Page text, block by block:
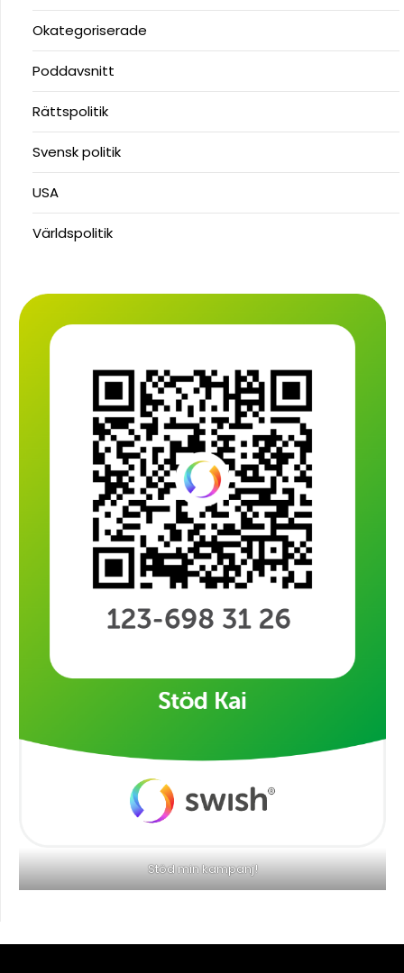
Okategoriserade
Poddavsnitt
Rättspolitik
Svensk politik
USA
Världspolitik
Stöd min kampanj!